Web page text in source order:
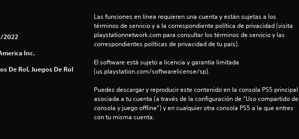
2022
Inc.
De Rol, Juegos De Rol
Las funciones en línea requieren una cuenta y están sujetas a los
términos de servicio y a la correspondiente política de privacidad (visita
playstationnetwork.com para consultar los términos de servicio y las
correspondientes políticas de privacidad de tu país).
El software está sujeto a licencia y garantía limitada
(us.playstation.com/softwarelicense/sp).
Puedes descargar y reproducir este contenido en la consola PS5 principal
asociada a tu cuenta (a través de la configuración de “Uso compartido de
consola y juego offline”) y en cualquier otra consola PS5 a la que entres
con tu misma cuenta.